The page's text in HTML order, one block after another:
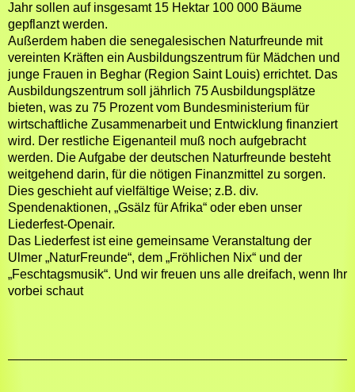
Jahr sollen auf insgesamt 15 Hektar 100 000 Bäume
gepflanzt werden.
Außerdem haben die senegalesischen Naturfreunde mit
vereinten Kräften ein Ausbildungszentrum für Mädchen und
junge Frauen in Beghar (Region Saint Louis) errichtet. Das
Ausbildungszentrum soll jährlich 75 Ausbildungsplätze
bieten, was zu 75 Prozent vom Bundesministerium für
wirtschaftliche Zusammenarbeit und Entwicklung finanziert
wird. Der restliche Eigenanteil muß noch aufgebracht
werden. Die Aufgabe der deutschen Naturfreunde besteht
weitgehend darin, für die nötigen Finanzmittel zu sorgen.
Dies geschieht auf vielfältige Weise; z.B. div.
Spendenaktionen, „Gsälz für Afrika“ oder eben unser
Liederfest-Openair.
Das Liederfest ist eine gemeinsame Veranstaltung der
Ulmer „NaturFreunde“, dem „Fröhlichen Nix“ und der
„Feschtagsmusik“. Und wir freuen uns alle dreifach, wenn Ihr
vorbei schaut